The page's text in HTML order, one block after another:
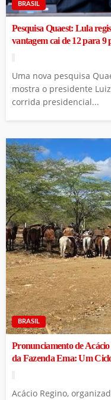
BRASIL
Pesquisa Quaest: Lula
vantagem cai de 12 para 9
Uma nova pesquisa
mostra o presidente
corrida presidencial...
BRASIL
Pronunciamento de
da Fazenda Ema: Um
Acácio Regino,